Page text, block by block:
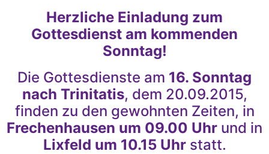
Herzliche Einladung zum
Gottesdienst am kommenden
Sonntag!
Die Gottesdienste am 16. Sonntag
nach Trinitatis, dem 20.09.2015,
finden zu den gewohnten Zeiten, in
Frechenhausen um 09.00 Uhr und in
Lixfeld um 10.15 Uhrstatt.